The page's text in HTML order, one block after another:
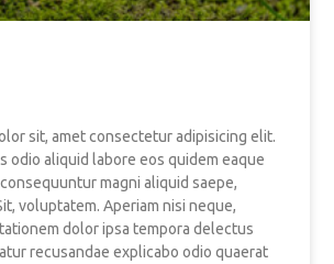
sit, amet consectetur adipisicing elit.
odio aliquid labore eos quidem eaque
magni aliquid saepe,
voluptatem. Aperiam nisi neque,
dolor ipsa tempora delectus
recusandae explicabo odio quaerat